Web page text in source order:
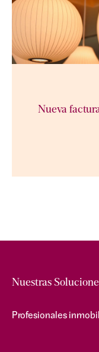
Nueva
Nuestras
Profesionales